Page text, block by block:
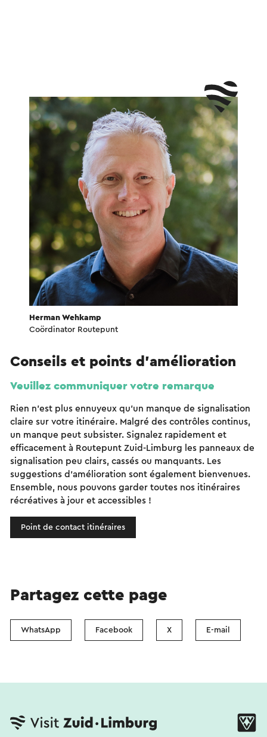
Herman Wehkamp
Coördinator Routepunt
Conseils et points d'amélioration
Veuillez communiquer votre remarque
Rien n'est plus ennuyeux qu'un manque de signalisation
claire sur votre itinéraire. Malgré des contrôles continus,
un manque peut subsister. Signalez rapidement et
efficacement à Routepunt Zuid-Limburg les panneaux de
signalisation peu clairs, cassés ou manquants. Les
suggestions d'amélioration sont également bienvenues.
Ensemble, nous pouvons garder toutes nos itinéraires
récréatives à jour et accessibles !
Point de contact itinéraires
Partagez cette page
WhatsApp Facebook X E-mail